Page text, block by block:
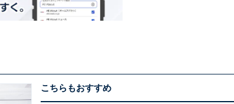
こちらもおすすめ